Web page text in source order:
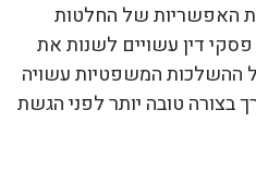
האפשריות של החלטות
דין עשויים לשנות את
ההשלכות המשפטיות עשויה
בצורה טובה יותר לפני הגשת